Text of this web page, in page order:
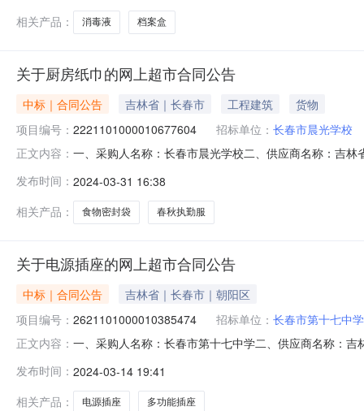
相关产品：
消毒液 档案盒
关于厨房纸巾的网上超市合同公告
中标｜合同公告 吉林省｜长春市 工程建筑
货物
项目编号： 2221101000010677604 招标单位： 长春市晨光学校
正文内容： 一、采购人名称：长春市晨光学校二、供应商名称：吉
隆马桶刷538套20.0091803华日水桶水桶华日水桶个
发布时间： 2024-03-31 16:38
相关产品：
食物密封袋 春秋执勤服
关于电源插座的网上超市合同公告
中标｜合同公告
吉林省｜长春市｜朝阳区
项目编号： 2621101000010385474 招标单位： 长春市第十七中学
正文内容： 一、采购人名称：长春市第十七中学二、供应商名称：
镜家逸家逸穿衣镜面5.0023011503芭贝恋依落地晾衣架
发布时间： 2024-03-14 19:41
相关产品：
电源插座 多功能插座